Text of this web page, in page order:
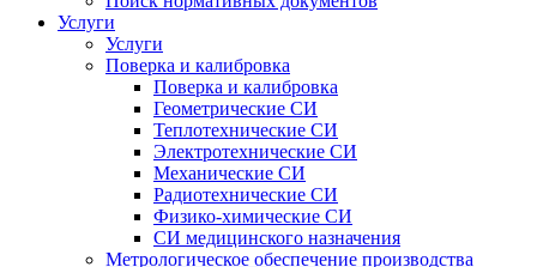
Услуги
Услуги
Поверка и калибровка
Поверка и калибровка
Геометрические СИ
Теплотехнические СИ
Электротехнические СИ
Механические СИ
Радиотехнические СИ
Физико-химические СИ
СИ медицинского назначения
Метрологическое обеспечение производства